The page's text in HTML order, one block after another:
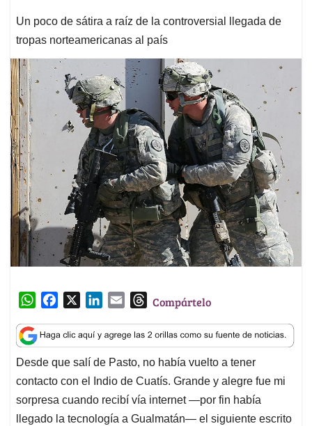
Un poco de sátira a raíz de la controversial llegada de
tropas norteamericanas al país
W
a
t
s
A
p
p
c
e
b
o
o
k
n
k
e
d
I
n
a
i
l
T
r
e
a
d
s
Compártelo
Desde que salí de Pasto, no había vuelto a tener
contacto con el Indio de Cuatís. Grande y alegre fue mi
sorpresa cuando recibí vía internet —por fin había
llegado la tecnología a Gualmatán— el siguiente escrito